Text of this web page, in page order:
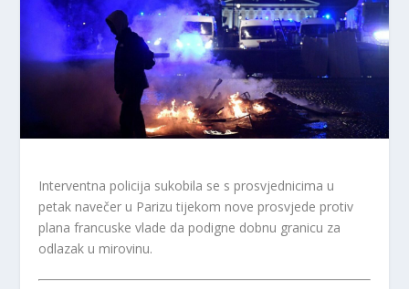
Interventna policija sukobila se s prosvjednicima u
petak navečer u Parizu tijekom nove prosvjede protiv
plana francuske vlade da podigne dobnu granicu za
odlazak u mirovinu.